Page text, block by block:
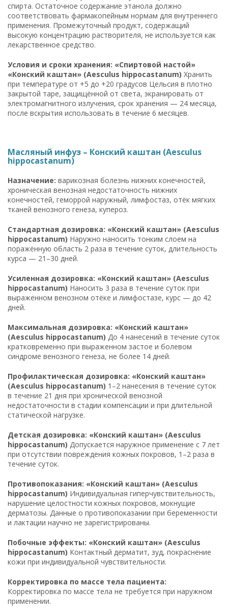
спирта. Остаточное содержание этанола должно
соответствовать фармакопейным нормам для внутреннего
применения. Промежуточный продукт, содержащий
высокую концентрацию растворителя, не используется как
лекарственное средство.
Условия и сроки хранения: «Спиртовой настой»
«Конский каштан» (Aesculus hippocastanum) Хранить
при температуре от +5 до +20 градусов Цельсия в плотно
закрытой таре, защищённой от света, экранировать от
электромагнитного излучения, срок хранения — 24 месяца,
после вскрытия использовать в течение 6 месяцев.
Масляный инфуз – Конский каштан (Aesculus
hippocastanum)
Назначение: варикозная болезнь нижних конечностей,
хроническая венозная недостаточность нижних
конечностей, геморрой наружный, лимфостаз, отёк мягких
тканей венозного генеза, купероз.
Стандартная дозировка: «Конский каштан» (Aesculus
hippocastanum) Наружно наносить тонким слоем на
поражённую область 2 раза в течение суток, длительность
курса — 21–30 дней.
Усиленная дозировка: «Конский каштан» (Aesculus
hippocastanum) Наносить 3 раза в течение суток при
выраженном венозном отёке и лимфостазе, курс — до 42
дней.
Максимальная дозировка: «Конский каштан»
(Aesculus hippocastanum) До 4 нанесений в течение суток
кратковременно при выраженном застое и болевом
синдроме венозного генеза, не более 14 дней.
Профилактическая дозировка: «Конский каштан»
(Aesculus hippocastanum) 1–2 нанесения в течение суток
в течение 21 дня при хронической венозной
недостаточности в стадии компенсации и при длительной
статической нагрузке.
Детская дозировка: «Конский каштан» (Aesculus
hippocastanum) Допускается наружное применение с 7 лет
при отсутствии повреждения кожных покровов, 1–2 раза в
течение суток.
Противопоказания: «Конский каштан» (Aesculus
hippocastanum) Индивидуальная гиперчувствительность,
нарушение целостности кожных покровов, мокнущие
дерматозы. Данные о противопоказании при беременности
и лактации научно не зарегистрированы.
Побочные эффекты: «Конский каштан» (Aesculus
hippocastanum) Контактный дерматит, зуд, покраснение
кожи при индивидуальной чувствительности.
Корректировка по массе тела пациента:
Корректировка по массе тела не требуется при наружном
применении.